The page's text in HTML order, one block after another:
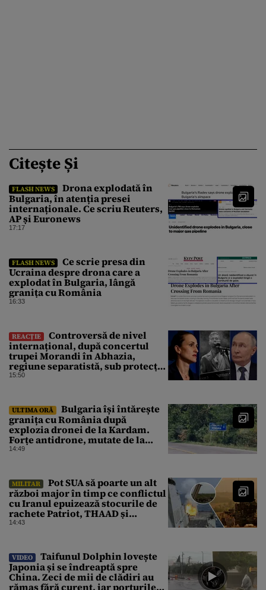
Citește Și
FLASH NEWS
Drona explodată în
Bulgaria, în atenția presei
internaționale. Ce scriu Reuters,
AP și Euronews
17:17
FLASH NEWS
Ce scrie presa din
Ucraina despre drona care a
explodat în Bulgaria, lângă
granița cu România
16:33
REACȚIE
Controversă de nivel
internațional, după concertul
trupei Morandi în Abhazia,
regiune separatistă, sub protecția
Rusiei
15:50
ULTIMA ORĂ
Bulgaria își întărește
granița cu România după
explozia dronei de la Kardam.
Forțe antidrone, mutate de la
frontiera cu Turcia
14:49
MILITAR
Pot SUA să poarte un alt
război major în timp ce conflictul
cu Iranul epuizează stocurile de
rachete Patriot, THAAD și
Tomahawk?
14:43
VIDEO
Taifunul Dolphin lovește
Japonia și se îndreaptă spre
China. Zeci de mii de clădiri au
rămas fără curent, iar porturile